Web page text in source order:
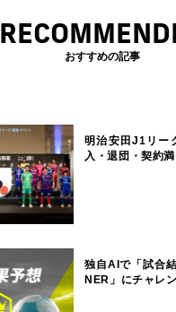
おすすめの記事
明治安田J1リー
入・退団・契約
独自AIで「試合
NER」にチャレ